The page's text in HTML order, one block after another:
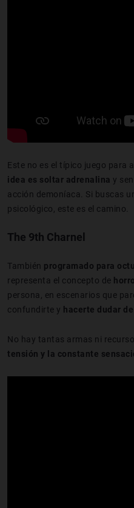
Este no es el típico juego para
idea es soltar adrenalina y
acción demoníaca. Si buscas
psicológico, este es el camino.
The 9th Charnel
También programado para
representa el concepto de
persona, en escenarios que
confundirte y hacerte dudar
No hay tantas armas ni
tensión y la constante